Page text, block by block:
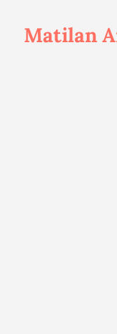
Matilan